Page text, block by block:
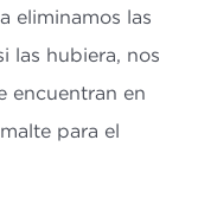
eliminamos las
las hubiera, nos
encuentran en
para el